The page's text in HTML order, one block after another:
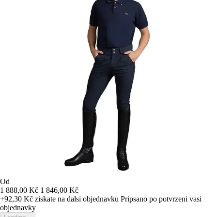
Od
1 888,00 Kč 1 846,00 Kč
+92,30 Kč ziskate na dalsi objednavku Pripsano po potvrzeni vasi
objednavky